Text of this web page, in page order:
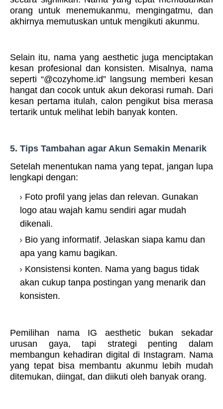
orang untuk menemukanmu, mengingatmu, dan
akhirnya memutuskan untuk mengikuti akunmu.
Selain itu, nama yang aesthetic juga menciptakan
kesan profesional dan konsisten. Misalnya, nama
seperti “@cozyhome.id” langsung memberi kesan
hangat dan cocok untuk akun dekorasi rumah. Dari
kesan pertama itulah, calon pengikut bisa merasa
tertarik untuk melihat lebih banyak konten.
5. Tips Tambahan agar Akun Semakin Menarik
Setelah menentukan nama yang tepat, jangan lupa
lengkapi dengan:
Foto profil yang jelas dan relevan. Gunakan
logo atau wajah kamu sendiri agar mudah
dikenali.
Bio yang informatif. Jelaskan siapa kamu dan
apa yang kamu bagikan.
Konsistensi konten. Nama yang bagus tidak
akan cukup tanpa postingan yang menarik dan
konsisten.
Pemilihan nama IG aesthetic bukan sekadar
urusan gaya, tapi strategi penting dalam
membangun kehadiran digital di Instagram. Nama
yang tepat bisa membantu akunmu lebih mudah
ditemukan, diingat, dan diikuti oleh banyak orang.